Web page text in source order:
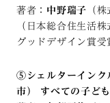
著者： 中野瑞子 （
（日本総合住生活
グッドデザイン賞受
⑤シェルターインク
市） すべての子ど